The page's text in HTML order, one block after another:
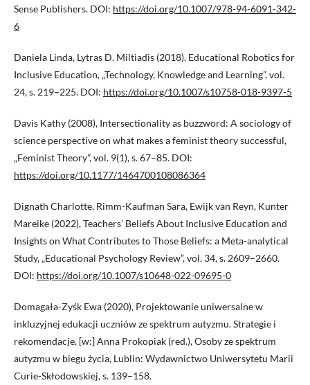
Sense Publishers. DOI: https://doi.org/10.1007/978-94-6091-342-
6
Daniela Linda, Lytras D. Miltiadis (2018), Educational Robotics for
Inclusive Education, „Technology, Knowledge and Learning”, vol.
24, s. 219–225. DOI: https://doi.org/10.1007/s10758-018-9397-5
Davis Kathy (2008), Intersectionality as buzzword: A sociology of
science perspective on what makes a feminist theory successful,
„Feminist Theory”, vol. 9(1), s. 67–85. DOI:
https://doi.org/10.1177/1464700108086364
Dignath Charlotte, Rimm-Kaufman Sara, Ewijk van Reyn, Kunter
Mareike (2022), Teachers’ Beliefs About Inclusive Education and
Insights on What Contributes to Those Beliefs: a Meta-analytical
Study, „Educational Psychology Review”, vol. 34, s. 2609–2660.
DOI: https://doi.org/10.1007/s10648-022-09695-0
Domagała-Zyśk Ewa (2020), Projektowanie uniwersalne w
inkluzyjnej edukacji uczniów ze spektrum autyzmu. Strategie i
rekomendacje, [w:] Anna Prokopiak (red.), Osoby ze spektrum
autyzmu w biegu życia, Lublin: Wydawnictwo Uniwersytetu Marii
Curie-Skłodowskiej, s. 139–158.